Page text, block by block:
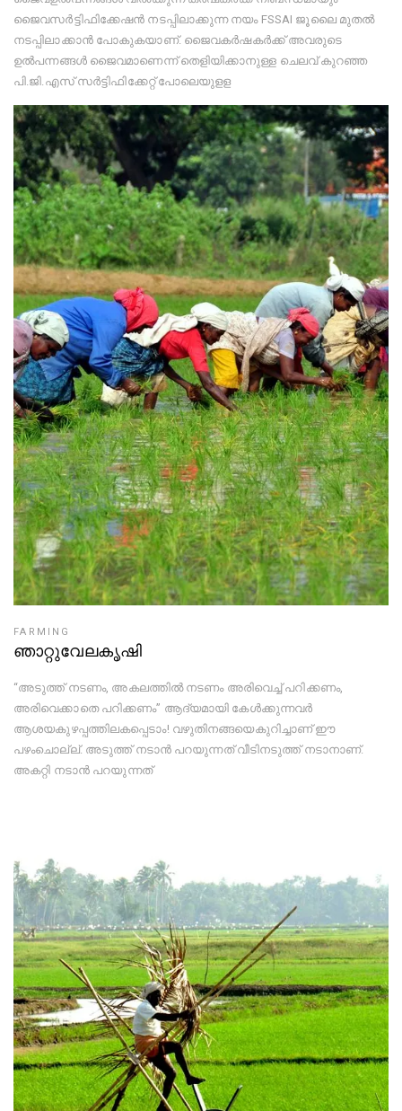
ജൈവസർട്ടിഫിക്കേഷൻ നടപ്പിലാക്കുന്ന നയം FSSAI ജൂലൈ മുതൽ
നടപ്പിലാക്കാൻ പോകുകയാണ്. ജൈവകർഷകർക്ക് അവരുടെ
ഉൽപന്നങ്ങൾ ജൈവമാണെന്ന് തെളിയിക്കാനുള്ള ചെലവ് കുറഞ്ഞ
പി.ജി.എസ് സർട്ടിഫിക്കേറ്റ് പോലെയുളള
FARMING
ഞാറ്റുവേലകൃഷി
“അടുത്ത് നടണം, അകലത്തിൽ നടണം അരിവെച്ച് പറിക്കണം,
അരിവെക്കാതെ പറിക്കണം” ആദ്യമായി കേൾക്കുന്നവർ
ആശയകുഴപ്പത്തിലകപ്പെടാം! വഴുതിനങ്ങയെകുറിച്ചാണ് ഈ
പഴംചൊല്ല്. അടുത്ത് നടാൻ പറയുന്നത് വീടിനടുത്ത് നടാനാണ്.
അകറ്റി നടാൻ പറയുന്നത്